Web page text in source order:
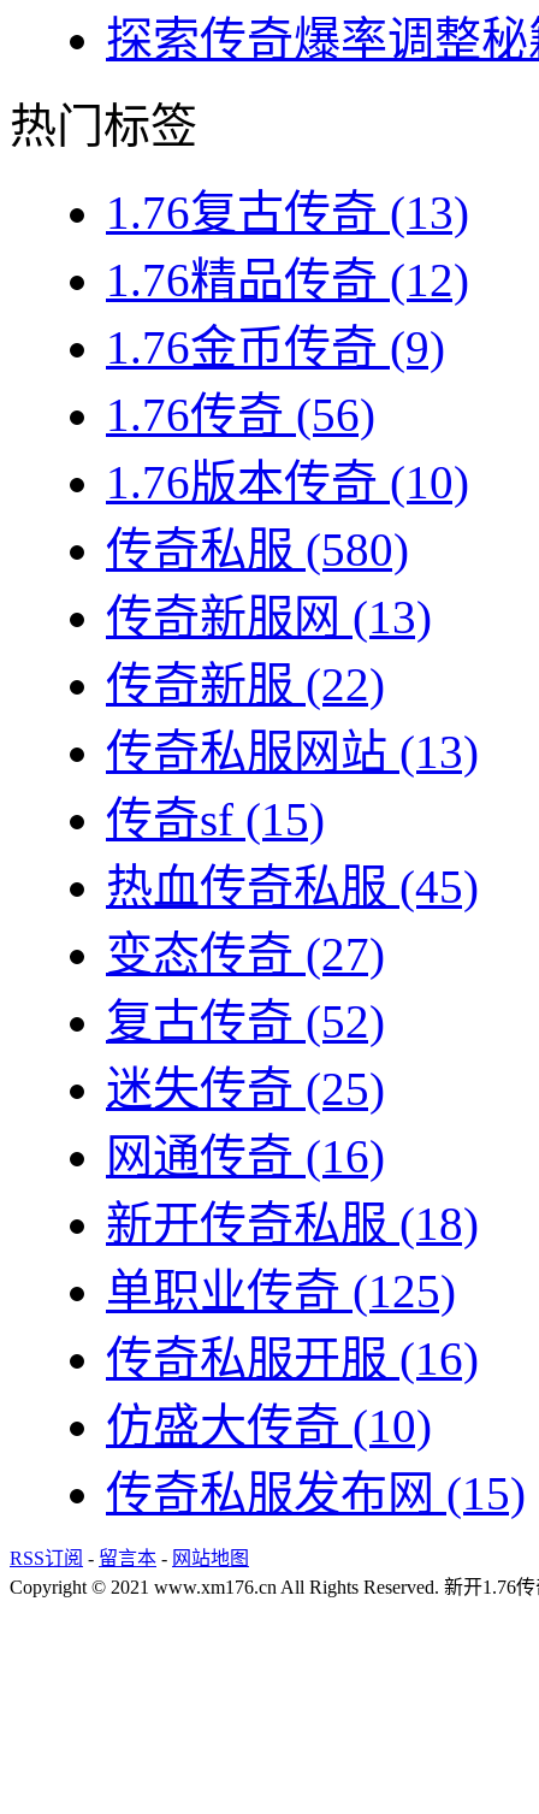
探索传奇爆率调整
热门标签
1.76复古传奇 (13)
1.76精品传奇 (12)
1.76金币传奇 (9)
1.76传奇 (56)
1.76版本传奇 (10)
传奇私服 (580)
传奇新服网 (13)
传奇新服 (22)
传奇私服网站 (13)
传奇sf (15)
热血传奇私服 (45)
变态传奇 (27)
复古传奇 (52)
迷失传奇 (25)
网通传奇 (16)
新开传奇私服 (18)
单职业传奇 (125)
传奇私服开服 (16)
仿盛大传奇 (10)
传奇私服发布网 (15)
RSS订阅 - 留言本 - 网站地图
Copyright © 2021 www.xm176.cn All Rights Reserved. 新开1.76